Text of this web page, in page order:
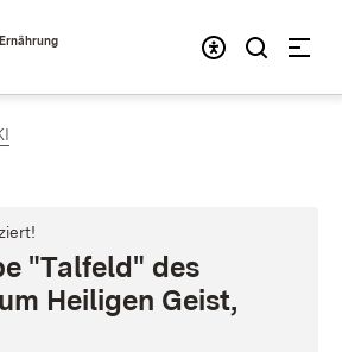
"Talfeld" des
Heiligen Geist,